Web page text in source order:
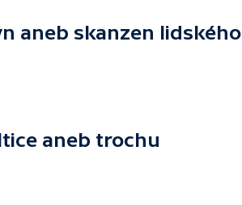
aneb skanzen lidského
aneb trochu